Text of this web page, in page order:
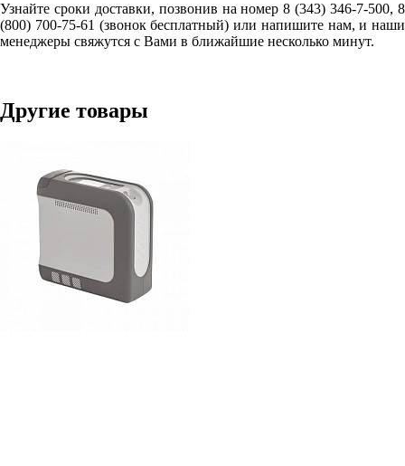
Узнайте сроки доставки, позвонив на номер 8 (343) 346-7-500, 8
(800) 700-75-61 (звонок бесплатный) или напишите нам, и наши
менеджеры свяжутся с Вами в ближайшие несколько минут.
Другие товары